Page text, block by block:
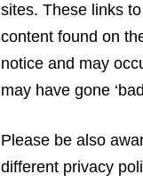
sites. These links
content found on
notice and may
may have gone
Please be also
different privacy